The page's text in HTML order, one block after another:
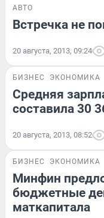
АВТО
Встречка не
20 августа, 2013, 09:24
БИЗНЕС ЭКОНОМИКА
Средняя
составила 30
20 августа, 2013, 08:52
БИЗНЕС ЭКОНОМИКА
Минфин
бюджетные
маткапитала